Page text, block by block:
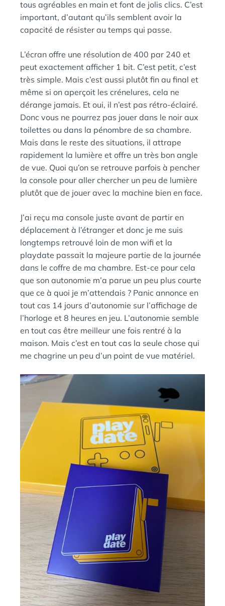
tous agréables en main et font de jolis clics. C’est
important, d’autant qu’ils semblent avoir la
capacité de résister au temps qui passe.
L’écran offre une résolution de 400 par 240 et
peut exactement afficher 1 bit. C’est petit, c’est
très simple. Mais c’est aussi plutôt fin au final et
même si on aperçoit les crénelures, cela ne
dérange jamais. Et oui, il n’est pas rétro-éclairé.
Donc vous ne pourrez pas jouer dans le noir aux
toilettes ou dans la pénombre de sa chambre.
Mais dans le reste des situations, il attrape
rapidement la lumière et offre un très bon angle
de vue. Quoi qu’on se retrouve parfois à pencher
la console pour aller chercher un peu de lumière
plutôt que de jouer avec la machine bien en face.
J’ai reçu ma console juste avant de partir en
déplacement à l’étranger et donc je me suis
longtemps retrouvé loin de mon wifi et la
playdate passait la majeure partie de la journée
dans le coffre de ma chambre. Est-ce pour cela
que son autonomie m’a parue un peu plus courte
que ce à quoi je m’attendais ? Panic annonce en
tout cas 14 jours d’autonomie sur l’affichage de
l’horloge et 8 heures en jeu. L’autonomie semble
en tout cas être meilleur une fois rentré à la
maison. Mais c’est en tout cas la seule chose qui
me chagrine un peu d’un point de vue matériel.